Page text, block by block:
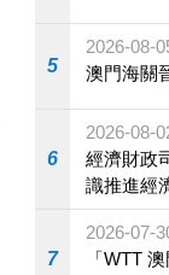
5
2026-08-
澳門海關
6
2026-08-
經濟財政
識推進經
7
2026-07-
「WTT